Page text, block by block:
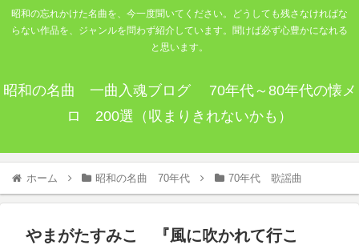
昭和の忘れかけた名曲を、今一度聞いてください。どうしても残さなければな
らない作品を、ジャンルを問わず紹介しています。聞けば必ず心豊かになれる
と思います。
昭和の名曲 一曲入魂ブログ 70年代～80年代の懐メ
ロ 200選（収まりきれないかも）
ホーム 昭和の名曲 70年代 70年代 歌謡曲
やまがたすみこ 『風に吹かれて行こ